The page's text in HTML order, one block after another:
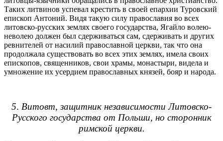
Таких литвинов успевал крестить в своей епархии Туровский
епископ Антоний. Видя такую силу православия во всех
литовско-русских землях своего государства, Ягайло волею-
неволею должен был сдерживаться сам, сдерживать и других
ревнителей от насилий православной церкви, так что она
продолжала существовать во всех этих землях, имела своих
епископов, священников, свои храмы, монастыри, видела и
умножение их усердием православных князей, бояр и народа.
5. Витовт, защитник независимости Литовско-
Русского государства от Польши, но сторонник
римской церкви.